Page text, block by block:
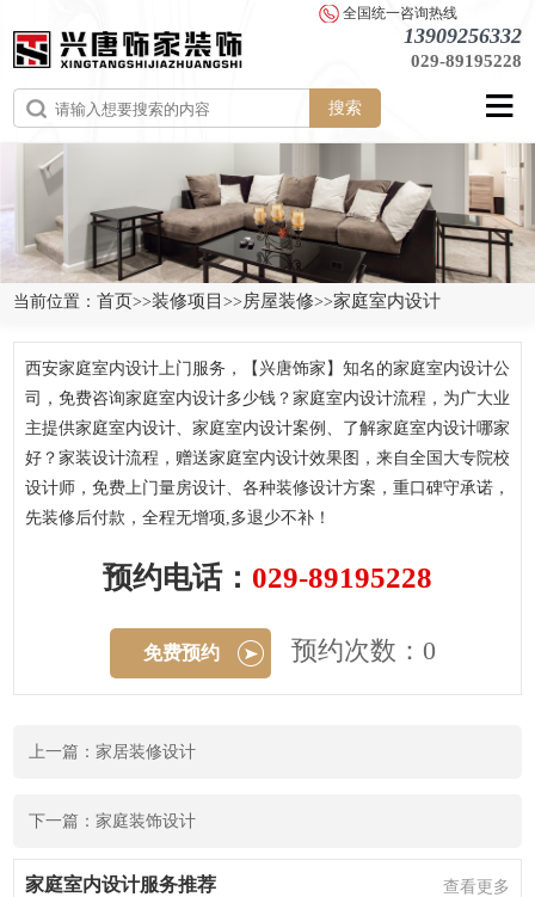
全国统一咨询热线
13909256332
029-89195228
搜索
当前位置：首页>>装修项目>>房屋装修>>家庭室内设计
西安家庭室内设计上门服务，【兴唐饰家】知名的家庭室内设计公
司，免费咨询家庭室内设计多少钱？家庭室内设计流程，为广大业
主提供家庭室内设计、家庭室内设计案例、了解家庭室内设计哪家
好？家装设计流程，赠送家庭室内设计效果图，来自全国大专院校
设计师，免费上门量房设计、各种装修设计方案，重口碑守承诺，
先装修后付款，全程无增项,多退少不补！
预约电话： 029-89195228
免费预约 预约次数：0
上一篇：家居装修设计
下一篇：家庭装饰设计
家庭室内设计服务推荐 查看更多